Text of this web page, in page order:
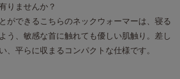
りませんか？
ができるこちらのネックウォーマーは、寝る
う、敏感な首に触れても優しい肌触り。差し
、平らに収まるコンパクトな仕様です。